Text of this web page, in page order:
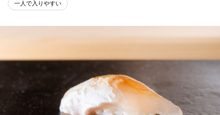
一人で入りやすい